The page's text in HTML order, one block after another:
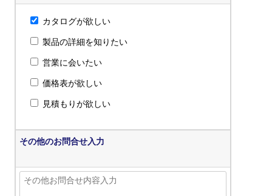
カタログが欲しい
製品の詳細を知りたい
営業に会いたい
価格表が欲しい
見積もりが欲しい
その他のお問合せ入力